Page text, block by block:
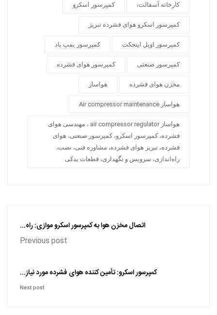
کارخانه آسفالت، کمپرسور اسکرو
کمپرسور اسکرو هوای فشرده تبریز
کمپرسور اویل اینجکت کمپرسور پمپ باد
کمپرسور صنعتی کمپرسور هوای فشرده
مخزن هوای فشرده هواساز
هواساز Air compressor maintenance
هواساز air compressor regulator ، مهندسی هوای
فشرده، کمپرسور اسکرو، کمپرسور صنعتی، هوای
فشرده، تبریز هوای فشرده، مشاوره فنی، نصب،
راه‌اندازی، سرویس و نگهداری، قطعات یدکی
اتصال مخزن هوا به کمپرسور اسکرو موازی: راه...
Previous post
کمپرسور اسکرو: تأمین کننده هوای فشرده مورد نیاز...
Next post